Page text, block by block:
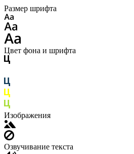
Размер шрифта
Цвет фона и шрифта
Изображения
Озвучивание текста